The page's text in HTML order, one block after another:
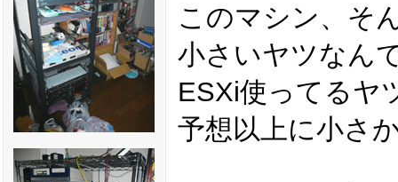
このマシン、そ
小さいヤツなん
ESXi使ってるヤ
予想以上に小さ